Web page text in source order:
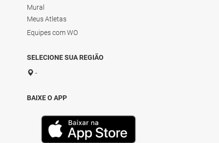
Mural
Meus Atletas
Equipes com WO
SELECIONE SUA REGIÃO
-
BAIXE O APP